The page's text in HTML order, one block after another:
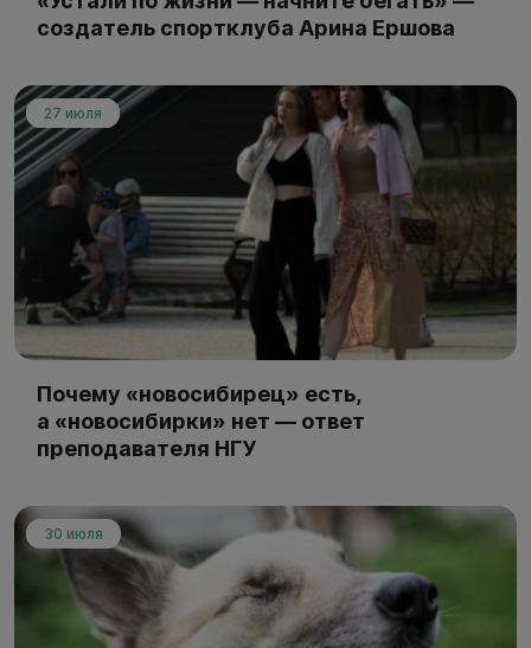
создатель спортклуба Арина Ершова
27 июля
Почему «новосибирец» есть,
а «новосибирки» нет — ответ
преподавателя НГУ
30 июля